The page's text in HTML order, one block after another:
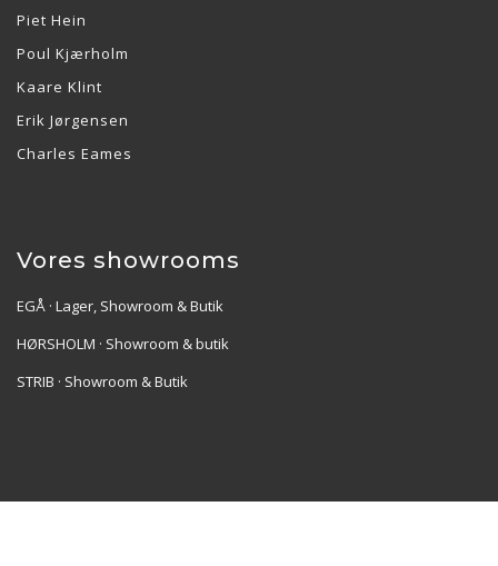
Piet Hein
Poul Kjærholm
Kaare Klint
Erik Jørgensen
Charles Eames
Vores showrooms
EGÅ · Lager, Showroom & Butik
HØRSHOLM · Showroom & butik
STRIB · Showroom & Butik